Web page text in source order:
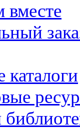
вместе